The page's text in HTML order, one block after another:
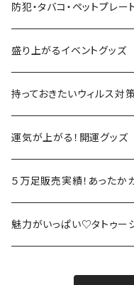
防犯・タバコ・ペットプレー
盛り上がるイベントグッズ
持っておきたいウィルス対
運気が上がる！開運グッズ
５万足販売実績！あったか
魅力がいっぱい♡タトゥー